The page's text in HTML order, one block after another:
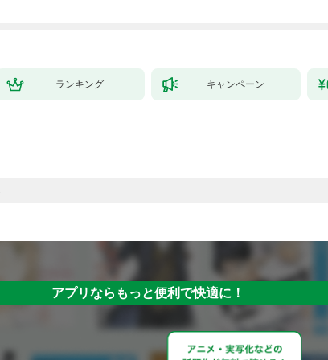
ランキング キャンペーン
アプリならもっと便利で快適に！